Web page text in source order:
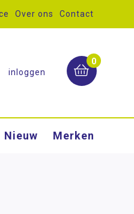
Over ons Contact
inloggen
0
Nieuw Merken